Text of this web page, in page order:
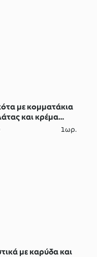
με κομματάκια
και κρέμα
Αιγίνης
1ωρ.
με καρύδα και